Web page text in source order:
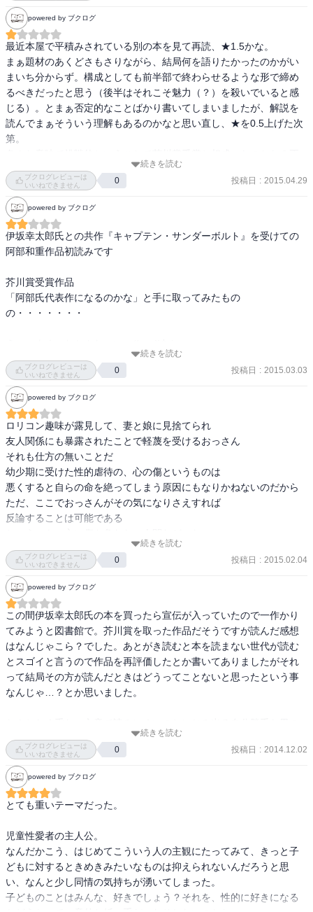
powered by ブクログ
最近本屋で平積みされている別の本を見て再読、★1.5かな。
まぁ題材のあくどさもさりながら、結局何を語りたかったのかがい
まいち分からず。構成としても前半部で終わらせるような形で締め
るべきだったと思う（後半はそれこそ魅力（？）を殺いでいると感
じる）。とまぁ否定的なことばかり書いてしまいましたが、解説を
読んでまぁそういう理解もあるのかなと思い直し、★を0.5上げた次
第。
直分かりません、当方には。
続きを読む
ブクログレビューは
いいねできません
0 投稿日 : 2015.04.29
powered by ブクログ
伊坂幸太郎氏との共作『キャプテン・サンダーボルト』を受けての
阿部和重作品初読みです
芥川賞受賞作品
「阿部氏代表作になるのかな」と手に取ってみたもの
の・・・・・・・
三次元の世界を文章で著す表現力はとても興味深くて、すごいなっ
て感じるんだけど
お話自体は何を求めたお話なのか・・・まったく理解できなかっ
た・・・・・(^_^;)
珍しく、この時点で他みなさまのレビューを拝見することにした
が、同じような意見を持つ方々が多くいるようで・・・・・
特に阿部氏のファンの方々の多数はこの作品が「代表作」とは考え
ておらず、『シンセミア』『ピストルズ』へと続くプロローグ的作
品との位置づけとしているようであります
自分の娘、そして、自分を頼って近づいてくる女児たち
彼女らとの係わりの中で自分自身の葛藤と周りの人物たちとの距離
感を繊細なタッチで描いているのです・・・・・が・・・・・
何を表現した作品なのか・・・・・・
その他
『馬小屋の乙女』
『新宿ヨドバシカメラ』
『20世紀』
短編集であります
続きを読む
ブクログレビューは
いいねできません
0 投稿日 : 2015.03.03
powered by ブクログ
ロリコン趣味が露見して、妻と娘に見捨てられ
友人関係にも暴露されたことで軽蔑を受けるおっさん
それも仕方の無いことだ
幼少期に受けた性的虐待の、心の傷というものは
悪くすると自らの命を絶ってしまう原因にもなりかねないのだから
ただ、ここでおっさんがその気になりさえすれば
反論することは可能である
おっさんがロリコン趣味を持ったことは
これもやはりおそらくは、幼少期に受けた心の傷が原因であって
そこに不可抗力は、認められるべきだと
だけどもちろん、おっさんはそのようなことを言わぬ
なぜなら現代社会において
そのような憎しみの連鎖を断ち切ることは、大人たちの責務だから
だ
その矜持だけでも守りとおしたおっさんはえらい
いやえらくない
まあそんな感じで郷里へとひきこもったおっさんは
本来なら小学生女児の前になど顔を出せないおっさんだが
子供たちの真剣さにほだされて、なんとか「大人」を演じようとす
る
…劇作家で演出家の故・つかこうへい氏は、演技指導の際
役者を徹底的に批判することで
無駄な自意識をはぎとり、役柄に集中させたのだと聞く
結果的にプラスに働いたと言えるだろう
しかし彼の演じる芝居には、脚本がないのだった
ロリコンは「大人」というものについて知っているのか？
ラスト、おっさんは女児たちに
セキセイインコをプレゼントしようと考えるのだが
続きを読む
ブクログレビューは
いいねできません
0 投稿日 : 2015.02.04
powered by ブクログ
この間伊坂幸太郎氏の本を買ったら宣伝が入っていたので一作かり
てみようと図書館で。芥川賞を取った作品だそうですが読んだ感想
はなんじゃこら？でした。あとがき読むと本を読まない世代が読む
とスゴイと言うので作品を再評価したとか書いてありましたがそれ
って結局その方が読んだときはどうってことないと思ったという事
なんじゃ…？とか思いました。
言い分が纏わりつくようで一言でいうと気色悪いお話でした。何が
気持ち悪いって「ワタシ」さんは自分が悪いと言いつつも本心の所
で全然そう思ってなさそうなところが怖い。結局奥さんが彼の異常
な娘への執着をおかしいと思わなければ、発覚しなければ彼は今も
娘の写真を撮り続けていただろうし何の良心の呵責もなく少女のポ
らいにしか思っていないからいまだに娘に執着しているし娘も愛し
てくれていると信じている。成長した娘がいずれ訪ねてくれるか
も、なんて期待を抱いている。オイオイとこちらは失笑せざる負え
ないですが。
いずれにせよ自分は悪くない。見つけた妻が悪い、余計なことをし
続きを読む
ブクログレビューは
いいねできません
0 投稿日 : 2014.12.02
powered by ブクログ
とても重いテーマだった。
児童性愛者の主人公。
なんだかこう、はじめてこういう人の主観にたってみて、きっと子
どもに対するときめきみたいなものは抑えられないんだろうと思
い、なんと少し同情の気持ちが湧いてしまった。
子どものことはみんな、好きでしょう？それを、性的に好きになる